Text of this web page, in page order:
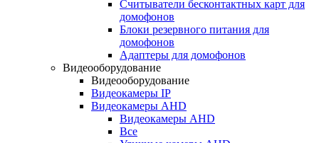
Считыватели бесконтактных карт для
домофонов
Блоки резервного питания для
домофонов
Адаптеры для домофонов
Видеооборудование
Видеооборудование
Видеокамеры IP
Видеокамеры AHD
Видеокамеры AHD
Все